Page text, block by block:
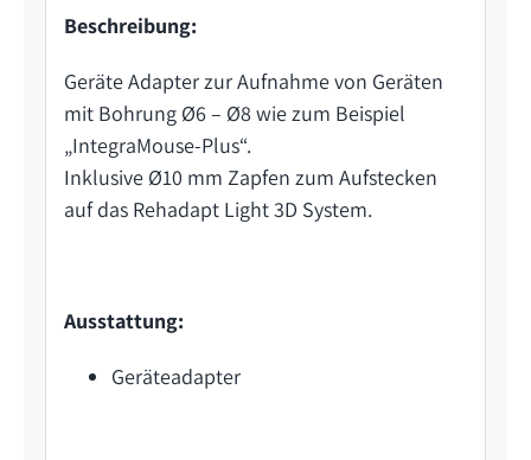
Beschreibung:
Geräte Adapter zur Aufnahme von Geräten
mit Bohrung Ø6 – Ø8 wie zum Beispiel
„IntegraMouse-Plus“.
Inklusive Ø10 mm Zapfen zum Aufstecken
auf das Rehadapt Light 3D System.
Ausstattung:
Geräteadapter